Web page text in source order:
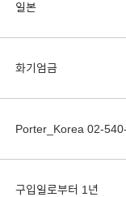
일본
화기엄금
Porter_Korea 02-
구입일로부터 1년